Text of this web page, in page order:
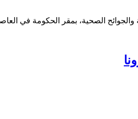
الصحية، بمقر الحكومة في